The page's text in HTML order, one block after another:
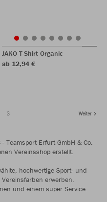
JAKO T-Shirt Organic
ab 12,94 €
3 Weiter
Teamsport Erfurt GmbH & Co.
Vereinsshop erstellt.
hochwertige Sport- und
erwerben.
und einem super Service.